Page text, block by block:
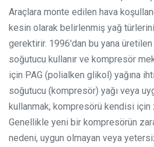
Araçlara monte edilen hava
kesin olarak belirlenmiş yağ
gerektirir. 1996'dan bu yana
soğutucu kullanır ve kompresör
için PAG (polialken glikol) yağına
soğutucu (kompresör) yağı veya
kullanmak, kompresörü kendisi için
Genellikle yeni bir kompresörün
nedeni, uygun olmayan veya